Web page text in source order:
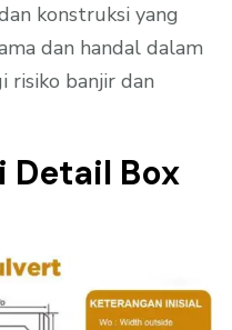
konstruksi yang
dan handal dalam
risiko banjir dan
Detail Box